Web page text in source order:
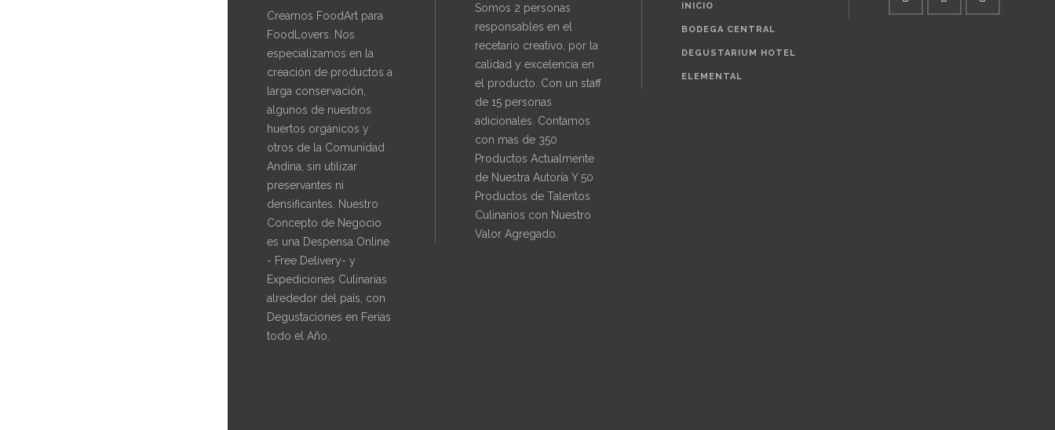
Creamos FoodArt para
FoodLovers. Nos
especializamos en la
creación de productos a
larga conservación,
algunos de nuestros
huertos orgánicos y
otros de la Comunidad
Andina, sin utilizar
preservantes ni
densificantes. Nuestro
Concepto de Negocio
es una Despensa Online
- Free Delivery- y
Expediciones Culinarias
alrededor del país, con
Degustaciones en Ferias
todo el Año.
Somos 2 personas
responsables en el
recetario creativo, por la
calidad y excelencia en
el producto. Con un staff
de 15 personas
adicionales. Contamos
con mas de 350
Productos Actualmente
de Nuestra Autoría Y 50
Productos de Talentos
Culinarios con Nuestro
Valor Agregado.
INICIO
BODEGA CENTRAL
DEGUSTARIUM HOTEL
ELEMENTAL